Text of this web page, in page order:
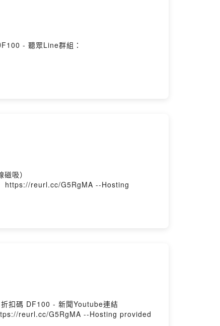
- 聽眾Line群組：
吸）
https://reurl.cc/G5RgMA --Hosting
扣碼 DF100 - 新聞Youtube連結
reurl.cc/G5RgMA --Hosting provided